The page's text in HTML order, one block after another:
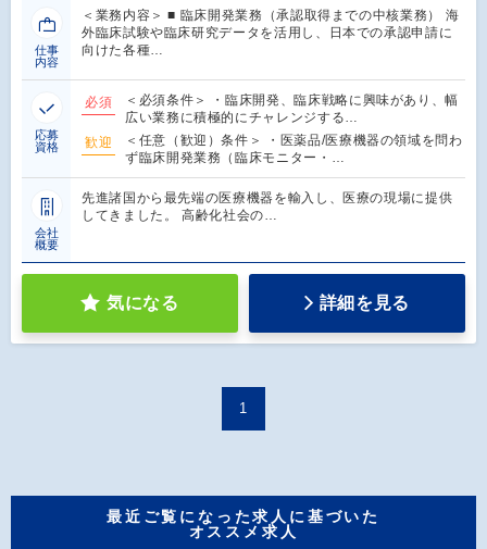
仕事
内容
＜業務内容＞ ■ 臨床開発業務（承認取得までの中核業務） 海
外臨床試験や臨床研究データを活用し、日本での承認申請に
向けた各種…
応募
資格
必須
＜必須条件＞ ・臨床開発、臨床戦略に興味があり、幅
広い業務に積極的にチャレンジする…
歓迎
＜任意（歓迎）条件＞ ・医薬品/医療機器の領域を問わ
ず臨床開発業務（臨床モニター・…
会社
概要
先進諸国から最先端の医療機器を輸入し、医療の現場に提供
してきました。 高齢化社会の…
気になる 詳細を見る
1
最近ご覧になった求人に基づいた
オススメ求人